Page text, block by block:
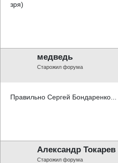
зря)
медведь
Старожил форума
Правильно Сергей Бондаренко...
Александр Токарев
Старожил форума